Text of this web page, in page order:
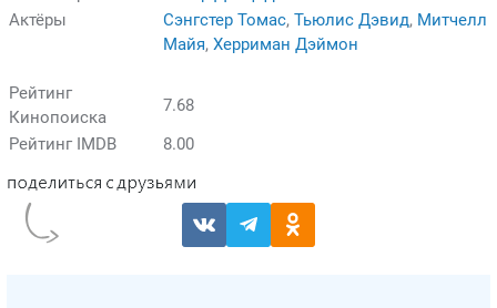
Актёры
Сэнгстер Томас, Тьюлис Дэвид, Митчелл
Майя, Херриман Дэймон
Рейтинг
Кинопоиска
7.68
Рейтинг IMDB
8.00